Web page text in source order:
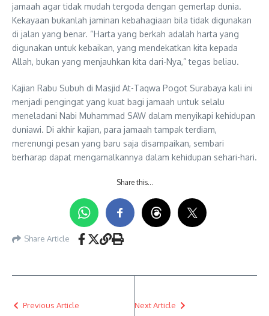
jamaah agar tidak mudah tergoda dengan gemerlap dunia.
Kekayaan bukanlah jaminan kebahagiaan bila tidak digunakan
di jalan yang benar. “Harta yang berkah adalah harta yang
digunakan untuk kebaikan, yang mendekatkan kita kepada
Allah, bukan yang menjauhkan kita dari-Nya,” tegas beliau.
Kajian Rabu Subuh di Masjid At-Taqwa Pogot Surabaya kali ini
menjadi pengingat yang kuat bagi jamaah untuk selalu
meneladani Nabi Muhammad SAW dalam menyikapi kehidupan
duniawi. Di akhir kajian, para jamaah tampak terdiam,
merenungi pesan yang baru saja disampaikan, sembari
berharap dapat mengamalkannya dalam kehidupan sehari-hari.
Share this…
Share Article
Previous Article Next Article